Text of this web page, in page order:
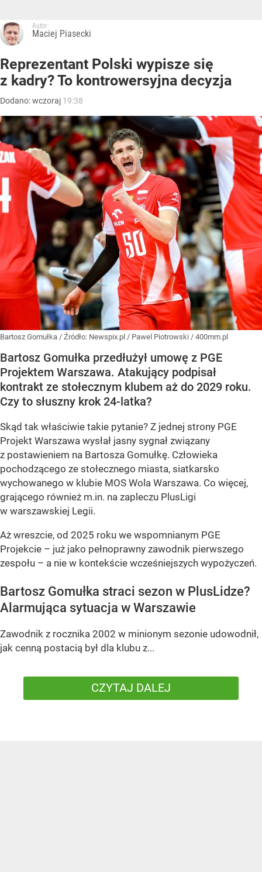
Autor:
Maciej Piasecki
Reprezentant Polski wypisze się
z kadry? To kontrowersyjna decyzja
Dodano:wczoraj 19:38
Bartosz Gomułka / Źródło: Newspix.pl / Pawel Piotrowski / 400mm.pl
Bartosz Gomułka przedłużył umowę z PGE
Projektem Warszawa. Atakujący podpisał
kontrakt ze stołecznym klubem aż do 2029 roku.
Czy to słuszny krok 24-latka?
Skąd tak właściwie takie pytanie? Z jednej strony PGE
Projekt Warszawa wysłał jasny sygnał związany
z postawieniem na Bartosza Gomułkę. Człowieka
pochodzącego ze stołecznego miasta, siatkarsko
wychowanego w klubie MOS Wola Warszawa. Co więcej,
grającego również m.in. na zapleczu PlusLigi
w warszawskiej Legii.
Aż wreszcie, od 2025 roku we wspomnianym PGE
Projekcie – już jako pełnoprawny zawodnik pierwszego
zespołu – a nie w kontekście wcześniejszych wypożyczeń.
Bartosz Gomułka straci sezon w PlusLidze?
Alarmująca sytuacja w Warszawie
Zawodnik z rocznika 2002 w minionym sezonie udowodnił,
jak cenną postacią był dla klubu z...
CZYTAJ DALEJ